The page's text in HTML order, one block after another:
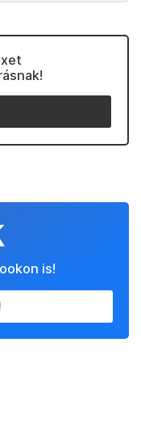
is!